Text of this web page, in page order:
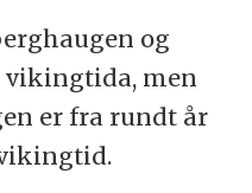
og
vikingtida, men
er fra rundt år